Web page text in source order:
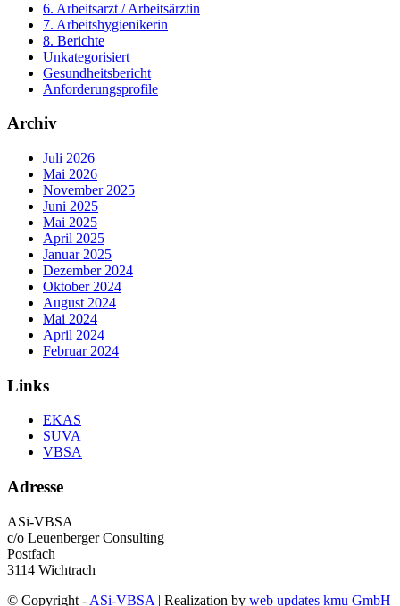
6. Arbeitsarzt / Arbeitsärztin
7. Arbeitshygienikerin
8. Berichte
Unkategorisiert
Gesundheitsbericht
Anforderungsprofile
Archiv
Juli 2026
Mai 2026
November 2025
Juni 2025
Mai 2025
April 2025
Januar 2025
Dezember 2024
Oktober 2024
August 2024
Mai 2024
April 2024
Februar 2024
Links
EKAS
SUVA
VBSA
Adresse
ASi-VBSA
c/o Leuenberger Consulting
Postfach
3114 Wichtrach
© Copyright - ASi-VBSA | Realization by web updates kmu GmbH